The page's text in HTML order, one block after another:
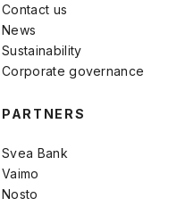
Contact us
News
Sustainability
Corporate governance
PARTNERS
Svea Bank
Vaimo
Nosto